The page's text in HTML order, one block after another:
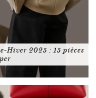
Hiver 2025 : 15 pièces